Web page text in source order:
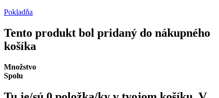
Pokladňa
Tento produkt bol pridaný do nákupného
košíka
Množstvo
Spolu